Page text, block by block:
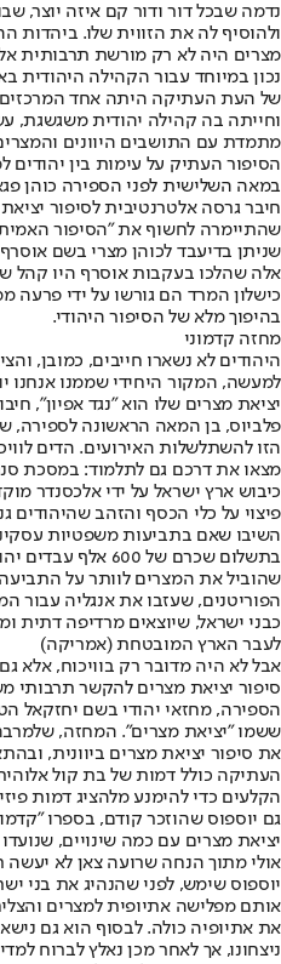
נדמה שבכל דור ודור קם איזה יוצר,
ולהוסיף לה את הזווית שלו. ביהדות
מצרים היה לא רק מורשת תרבותית
נכון במיוחד עבור הקהילה היהודית
של העת העתיקה היתה אחד המרכזים
וחייתה בה קהילה יהודית משגשגת,
מתמדת עם התושבים היוונים
הסיפור העתיק על עימות בין יהודים
במאה השלישית לפני הספירה כוהן
חיבר גרסה אלטרנטיבית לסיפור
שהתיימרה לחשוף את "הסיפור
שניתן בדיעבד לכוהן מצרי בשם
אלה שהלכו בעקבות אוסרף היו קהל
כישלון המרד הם גורשו על ידי פרעה
בהיפוך מלא של הסיפור היהודי.
מחזה קדמוני
היהודים לא נשארו חייבים, כמובן,
למעשה, המקור היחידי שממנו אנחנו
יציאת מצרים שלו הוא "נגד אפיון",
פלביוס, בן המאה הראשונה לספירה,
הזו להשתלשלות האירועים. הדים
מצאו את דרכם גם לתלמוד: במסכת
כיבוש ארץ ישראל על ידי אלכסנדר
פיצוי על כלי הכסף והזהב שהיהודים
השיבו שאם בתביעות משפטיות
שהוביל את המצרים לוותר על
הפוריטנים, שעזבו את אנגליה עבור
כבני ישראל, שיוצאים מרדיפה דתית
לעבר הארץ המובטחת (אמריקה)
אבל לא היה מדובר רק בוויכוח, אלא
סיפור יציאת מצרים להקשר תרבותי
הספירה, מחזאי יהודי בשם יחזקאל
ששמו "יציאת מצרים". המחזה, שלמרבה
את סיפור יציאת מצרים ביוונית,
העתיקה כולל דמות של בת קול
הקלעים כדי להימנע מלהציג דמות
גם יוספוס שהוזכר קודם, בספרו
יציאת מצרים עם כמה שינויים,
אולי מתוך הנחה שרועה צאן לא
יוספוס שימש, לפני שהנהיג את בני
אותם מפלישה אתיופית למצרים
את אתיופיה כולה. לבסוף הוא גם
ניצחונו, אך לאחר מכן נאלץ לברוח